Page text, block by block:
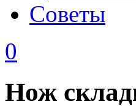
Советы
0
Нож